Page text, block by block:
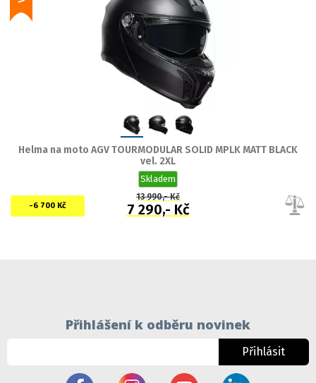
Helma na moto AGV TOURMODULAR SOLID MPLK MATT BLACK
vel. 2XL
Skladem
-6 700 Kč
13 990,- Kč
7 290,- Kč
Přihlášení k odběru novinek
Přihlásit